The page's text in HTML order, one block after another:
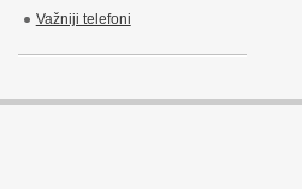
Važniji telefoni